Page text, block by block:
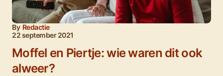
By Redactie
22 september 2021
Moffel en Piertje: wie waren dit ook
alweer?